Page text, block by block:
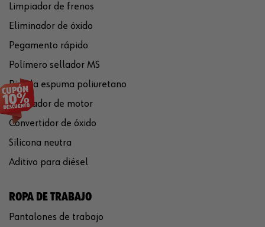
Limpiador de frenos
Eliminador de óxido
Pegamento rápido
Polímero sellador MS
Pistola espuma poliuretano
Limpiador de motor
Convertidor de óxido
Silicona neutra
Aditivo para diésel
ROPA DE TRABAJO
Pantalones de trabajo